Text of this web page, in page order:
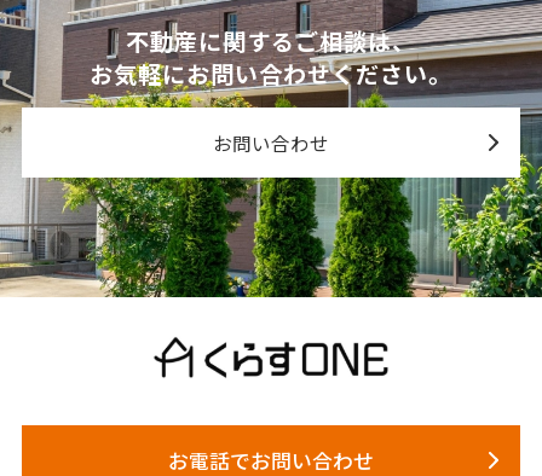
不動産に関するご相談は、
お気軽にお問い合わせください。
お問い合わせ
お電話でお問い合わせ